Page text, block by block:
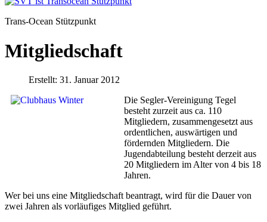
Trans-Ocean Stützpunkt
Mitgliedschaft
Erstellt: 31. Januar 2012
Die Segler-Vereinigung Tegel
besteht zurzeit aus ca. 110
Mitgliedern, zusammengesetzt aus
ordentlichen, auswärtigen und
fördernden Mitgliedern. Die
Jugendabteilung besteht derzeit aus
20 Mitgliedern im Alter von 4 bis 18
Jahren.
Wer bei uns eine Mitgliedschaft beantragt, wird für die Dauer von
zwei Jahren als vorläufiges Mitglied geführt.